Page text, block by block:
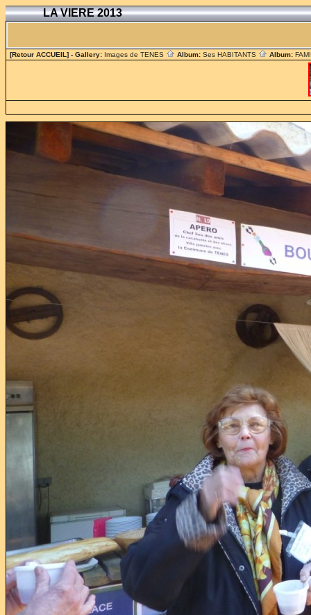
LA VIERE 2013
[Retour ACCUEIL] - Gallery: Images de TENES Album: Ses HABITANTS Album: